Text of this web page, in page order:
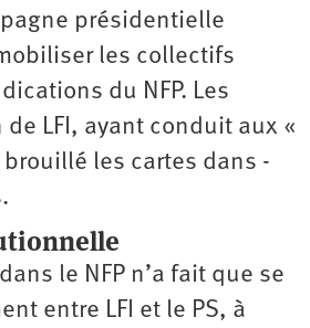
présidentielle
les collectifs
du NFP. Les
LFI, ayant conduit aux «
brouillé les cartes dans
le NFP n’a fait que se
entre LFI et le PS, à